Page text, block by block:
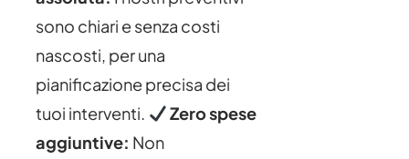
sono chiari e senza costi
nascosti, per una
pianificazione precisa dei
tuoi interventi.
Zero spese
aggiuntive: Non